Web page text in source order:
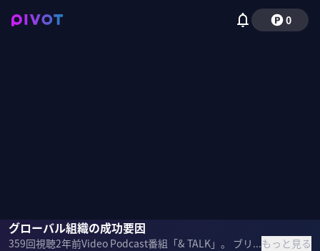
0
グローバル組織の成功要因
359回視聴2年前 Video Podcast番組「& TALK」。 ブリヂストンの鳥山聡子氏が、ラグビー、バスケ、サッカー、バレー、チームスポーツ4競技から学んだビジネススキルを振り返ります。 【SPONSORED】 ＜目次＞もっと見る
鳥山聡子